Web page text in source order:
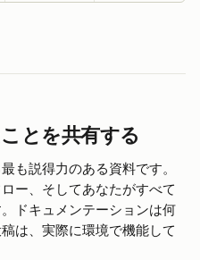
とを共有する
も説得力のある資料です。
ー、そしてあなたがすべて
ドキュメンテーションは何
は、実際に環境で機能して